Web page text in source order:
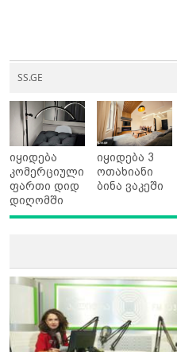
SS.GE
იყიდება
კომერციული
ფართი დიდ
დიღომში
იყიდება 3
ოთახიანი
ბინა ვაკეში